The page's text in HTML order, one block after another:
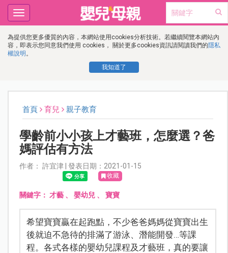
為提供您更多優質的內容，本網站使用cookies分析技術。若繼續閱覽本網站內
容，即表示您同意我們使用 cookies， 關於更多cookies資訊請閱讀我們的隱私
權說明 。
我知道了
Toggle
navigation
首頁 育兒 親子教育
學齡前小小孩上才藝班，怎麼選？爸
媽評估有方法
作者： 許宜津 | 發表日期：2021-01-15
收藏
關鍵字： 才藝、 嬰幼兒、 寶寶
希望寶寶贏在起跑點，不少爸爸媽媽從寶寶出生
後就迫不急待的排滿了游泳、潛能開發…等課
程。各式各樣的嬰幼兒課程及才藝班，真的要讓